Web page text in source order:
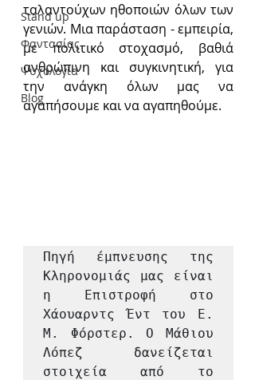
Stand up
Φαντασίας
Ψυχολογία
Blog
ταλαντούχων ηθοποιών όλων των
γενιών. Μια παράσταση - εμπειρία,
με πολιτικό στοχασμό, βαθιά
ανθρώπινη και συγκινητική, για
την ανάγκη όλων μας να
αγαπήσουμε και να αγαπηθούμε.
Πηγή έμπνευσης της
Κληρονομιάς μας είναι
η Επιστροφή στο
Χάουαρντς Έντ του Ε.
Μ. Φόρστερ. Ο Μάθιου
Λόπεζ δανείζεται
στοιχεία από το